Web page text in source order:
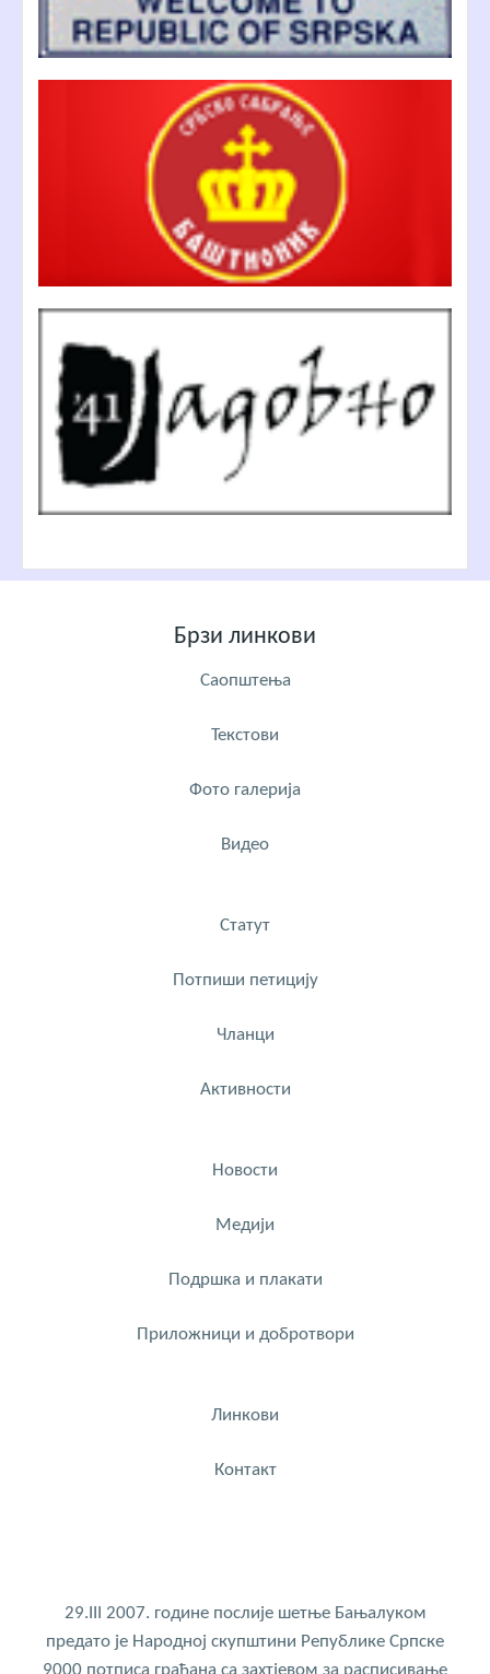
Брзи линкови
Саопштења
Текстови
Фото галерија
Видео
Статут
Потпиши петицију
Чланци
Активности
Новости
Медији
Подршка и плакати
Приложници и добротвори
Линкови
Контакт
29.III 2007. године послије шетње Бањалуком
предато је Народној скупштини Републике Српске
9000 потписа грађана са захтјевом за расписивање